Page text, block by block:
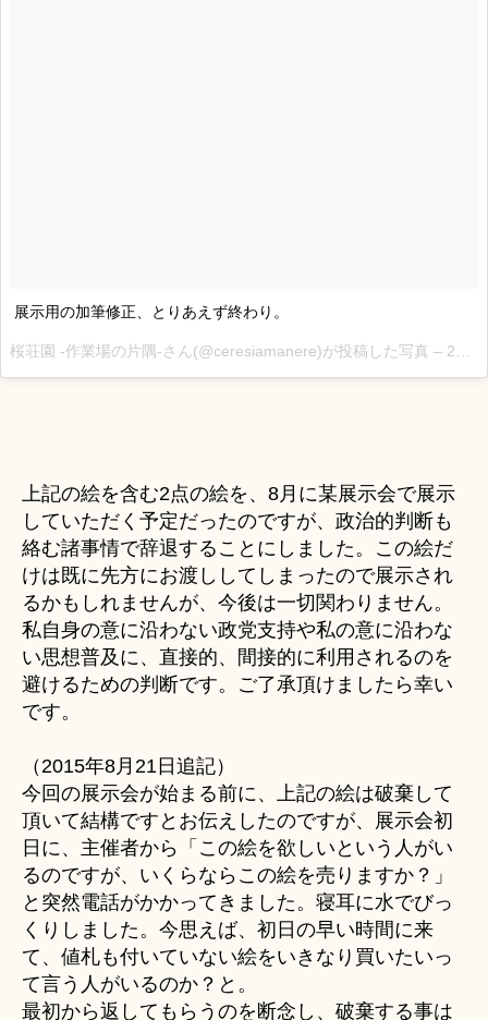
展示用の加筆修正、とりあえず終わり。
桜荘園 -作業場の片隅-さん(@ceresiamanere)が投稿した写真 – 2015 6月 26 12:10午前 PDT
上記の絵を含む2点の絵を、8月に某展示会で展示
していただく予定だったのですが、政治的判断も
絡む諸事情で辞退することにしました。この絵だ
けは既に先方にお渡ししてしまったので展示され
るかもしれませんが、今後は一切関わりません。
私自身の意に沿わない政党支持や私の意に沿わな
い思想普及に、直接的、間接的に利用されるのを
避けるための判断です。ご了承頂けましたら幸い
です。
（2015年8月21日追記）
今回の展示会が始まる前に、上記の絵は破棄して
頂いて結構ですとお伝えしたのですが、展示会初
日に、主催者から「この絵を欲しいという人がい
るのですが、いくらならこの絵を売りますか？」
と突然電話がかかってきました。寝耳に水でびっ
くりしました。今思えば、初日の早い時間に来
て、値札も付いていない絵をいきなり買いたいっ
て言う人がいるのか？と。
最初から返してもらうのを断念し、破棄する事は